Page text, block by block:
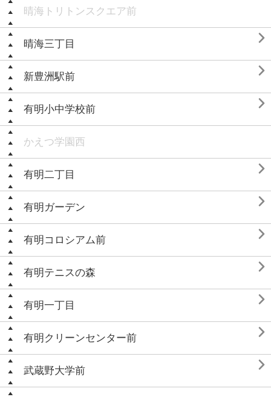
晴海トリトンスクエア前
晴海三丁目 
新豊洲駅前 
有明小中学校前 
かえつ学園西
有明二丁目 
有明ガーデン 
有明コロシアム前 
有明テニスの森 
有明一丁目 
有明クリーンセンター前 
武蔵野大学前 